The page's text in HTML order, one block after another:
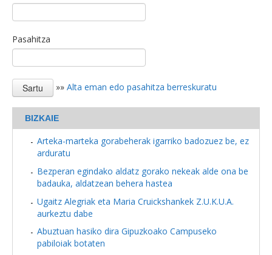
Pasahitza
»» Alta eman edo pasahitza berreskuratu
BIZKAIE
Arteka-marteka gorabeherak igarriko badozuez be, ez
arduratu
Bezperan egindako aldatz gorako nekeak alde ona be
badauka, aldatzean behera hastea
Ugaitz Alegriak eta Maria Cruickshankek Z.U.K.U.A.
aurkeztu dabe
Abuztuan hasiko dira Gipuzkoako Campuseko
pabiloiak botaten